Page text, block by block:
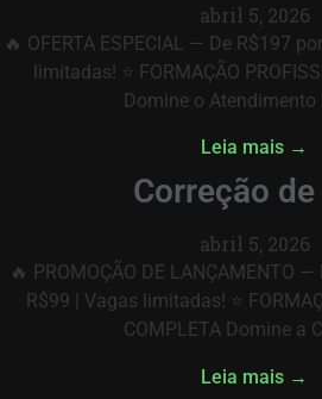
abril 5, 2026
🔥 OFERTA ESPECIAL — De R$197
limitadas! ⭐ FORMAÇÃO
Domine o Atendimento
Leia mais →
Correção
abril 5, 2026
🔥 PROMOÇÃO DE LANÇAMENTO
R$99 | Vagas limitadas! ⭐
COMPLETA Domine a
Leia mais →